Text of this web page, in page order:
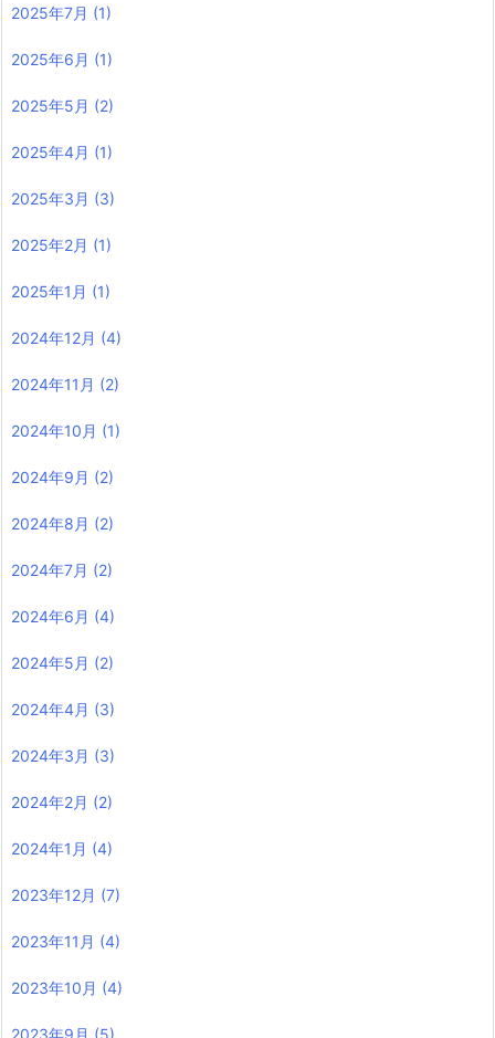
2025年7月 (1)
2025年6月 (1)
2025年5月 (2)
2025年4月 (1)
2025年3月 (3)
2025年2月 (1)
2025年1月 (1)
2024年12月 (4)
2024年11月 (2)
2024年10月 (1)
2024年9月 (2)
2024年8月 (2)
2024年7月 (2)
2024年6月 (4)
2024年5月 (2)
2024年4月 (3)
2024年3月 (3)
2024年2月 (2)
2024年1月 (4)
2023年12月 (7)
2023年11月 (4)
2023年10月 (4)